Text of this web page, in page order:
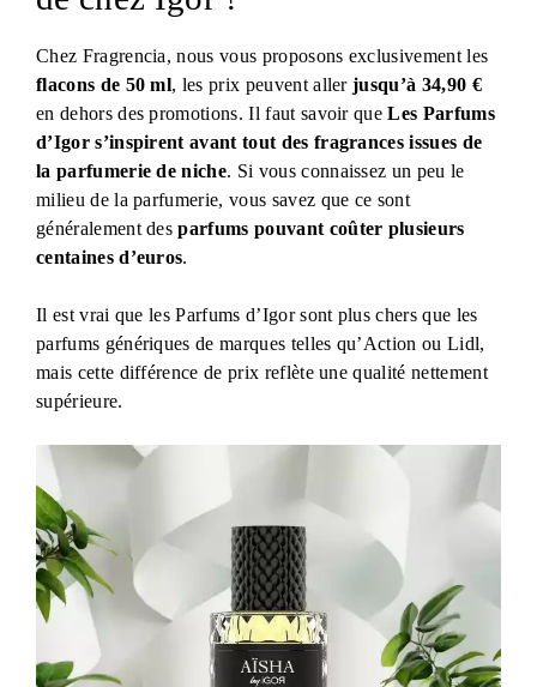
Chez Fragrencia, nous vous proposons exclusivement les
flacons de 50 ml, les prix peuvent allerjusqu’à 34,90 €
en dehors des promotions. Il faut savoir queLes Parfums
d’Igor s’inspirent avant tout des fragrances issues de
la parfumerie de niche. Si vous connaissez un peu le
milieu de la parfumerie, vous savez que ce sont
généralement desparfums pouvant coûter plusieurs
centaines d’euros.
Il est vrai que les Parfums d’Igor sont plus chers que les
parfums génériques de marques telles qu’Action ou Lidl,
mais cette différence de prix reflète une qualité nettement
supérieure.